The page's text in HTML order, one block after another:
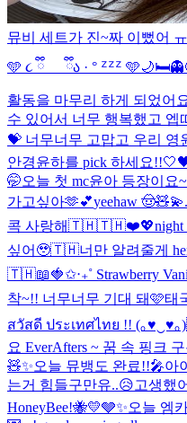
뮤비 세트가 진~짜 이뻤어
🩵 ૮ ྀི_ _ ྀིა · ° ᙆᙆᙆ 🩵
활동을 마무리 하게 되었어
수 있어서 너무 행복했고 엡
💝 너무너무 고맙고 우리
안경윤하를 pick 하세요!!
🤭오늘 첫 mc윤아 등장이요
가고싶아🫶💕yeehaw 🤠🧸💫
콕 사랑해🇹🇭🇹🇭❤️💖
싶어🥹🇹🇭너만 알려줄게
🇹🇭📖🍓✩‧₊˚ Strawberry
착~!! 너무너무 기대 돼🩷태
สวัสดี ประเทศไทย !! (｡♥‿♥
요 EverAfters ~ 꿈 속 핑크
🧸✨오늘 뮤뱅도 완료!!🎤아
는거 힘들구만유..😥고생했
HoneyBee!🐝💛🩶✨오늘 엠